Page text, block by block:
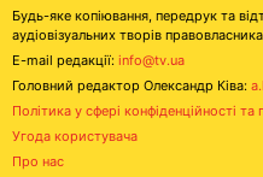
Будь-яке копіювання, передрук та
аудіовізуальних творів
E-mail редакції: info@tv.ua
Головний редактор Олександр Ківа:
Політика у сфері конфіденційності
Угода користувача
Про нас